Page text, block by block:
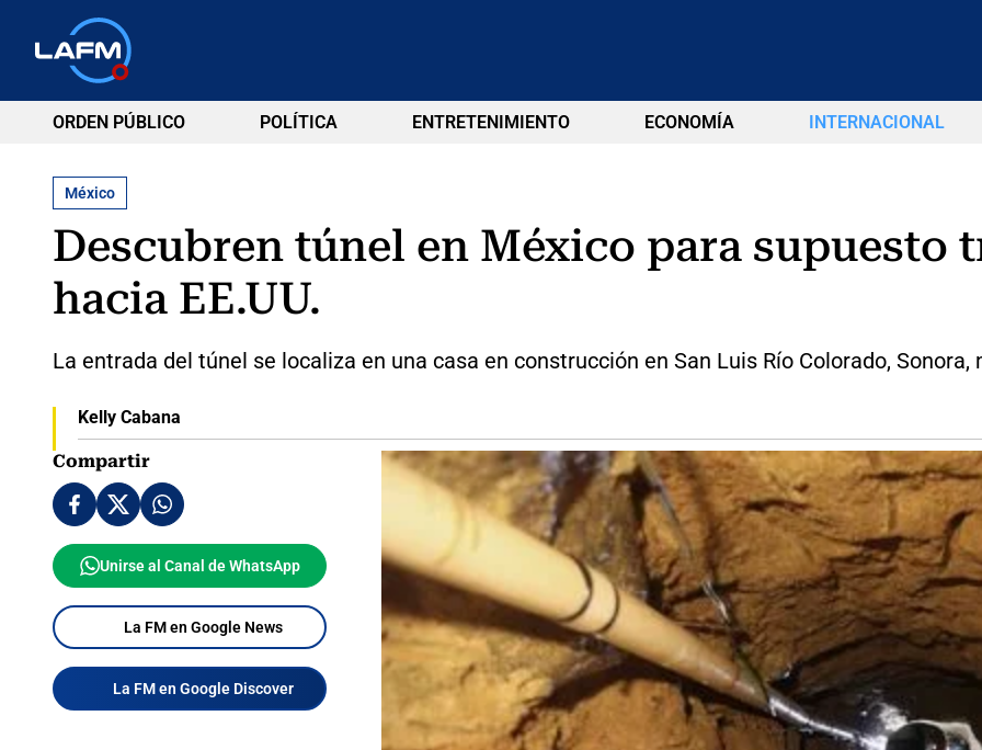
ORDEN PÚBLICO POLÍTICA ENTRETENIMIENTO ECONOMÍA INTERNACIONAL
México
Descubren túnel en México para supuesto
hacia EE.UU.
La entrada del túnel se localiza en una casa en construcción en San Luis Río Colorado,
Kelly Cabana
Compartir
Unirse al Canal de WhatsApp
La FM en Google News
La FM en Google Discover